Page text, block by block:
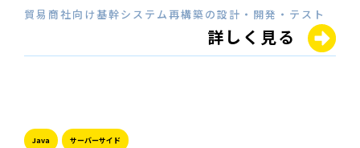
貿易商社向け基幹システム再構築の設計・開発・テスト
詳しく見る
Java サーバーサイド